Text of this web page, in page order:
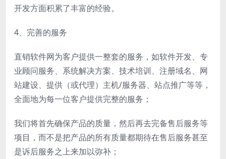
开发方面积累了丰富的经验。
4、完善的服务
直销软件网为客户提供一整套的服务，如软件开发、专
业顾问服务、系统解决方案、技术培训、注册域名、网
站建设、提供（或代理）主机/服务器、站点推广等等，
全面地为每一位客户提供完整的服务；
我们将首先确保产品的质量，然后再去完备售后服务等
项目，而不是把产品的所有质量都期待在售后服务甚至
是诉后服务之上来加以弥补；